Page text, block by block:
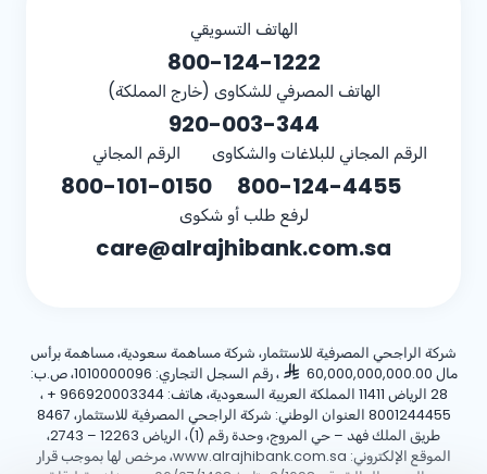
الهاتف التسويقي
800-124-1222
الهاتف المصرفي للشكاوى (خارج المملكة)
920-003-344
الرقم المجاني للبلاغات والشكاوى
800-124-4455
الرقم المجاني
800-101-0150
لرفع طلب أو شكوى
care@alrajhibank.com.sa
شركة الراجحي المصرفية للاستثمار، شركة مساهمة سعودية، مساهمة برأس
مال 60,000,000,000.00
، رقم السجل التجاري: 1010000096، ص.ب:
28 الرياض 11411 المملكة العربية السعودية، هاتف:
+ 966920003344 ،
8001244455 العنوان الوطني: شركة الراجحي المصرفية للاستثمار، 8467
طريق الملك فهد – حي المروج، وحدة رقم (1)، الرياض 12263 – 2743،
الموقع الإلكتروني: www.alrajhibank.com.sa، مرخص لها بموجب قرار